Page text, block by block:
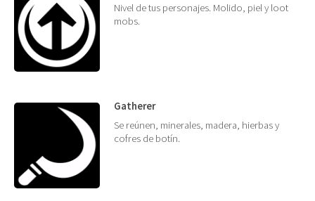
Nivel de tus personajes. Molido, piel y loot
mobs.
Gatherer
Se reúnen, minerales, madera, hierbas y
cofres de botín.